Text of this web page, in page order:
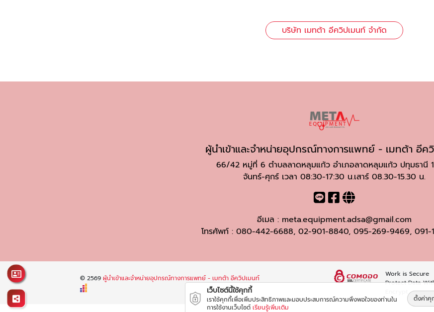
บริษัท เมทต้า อีควิปเมนท์ จำกัด
ผู้นำเข้าและจำหน่ายอุปกรณ์ทางการแพทย์ - เมทต้า อีค
66/42 หมู่ที่ 6 ตำบลลาดหลุมแก้ว อำเภอลาดหลุมแก้ว ปทุมธานี
จันทร์-ศุกร์ เวลา 08:30-17:30 น.เสาร์ 08.30-15.30 น.
อีเมล : meta.equipment.adsa@gmail.com
โทรศัพท์ : 080-442-6688, 02-901-8840, 095-269-9469, 091-
© 2569ผู้นำเข้าและจำหน่ายอุปกรณ์ทางการแพทย์ - เมทต้า อีควิปเมนท์
Work is Secure
Protect Data
เว็บไซต์นี้ใช้คุกกี้
เราใช้คุกกี้เพื่อเพิ่มประสิทธิภาพและมอบประสบการณ์ความพึงพอใจของท่านใน
การใช้งานเว็บไซต์ เรียนรู้เพิ่มเติม
ตั้งค่าคุ